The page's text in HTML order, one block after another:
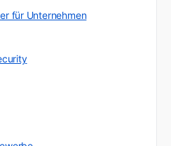
für Unternehmen